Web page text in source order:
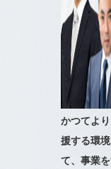
かつてよ
援する環
て、事業